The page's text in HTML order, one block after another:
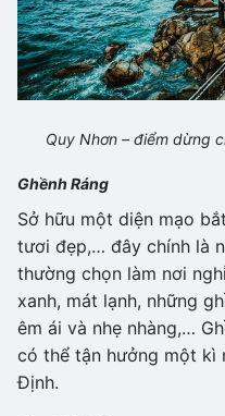
Quy Nhơn – điểm dừng
Ghềnh Ráng
Sở hữu một diện mạo
tươi đẹp,… đây chính là
thường chọn làm nơi
xanh, mát lạnh, những
êm ái và nhẹ nhàng,…
có thể tận hưởng một kì
Định.